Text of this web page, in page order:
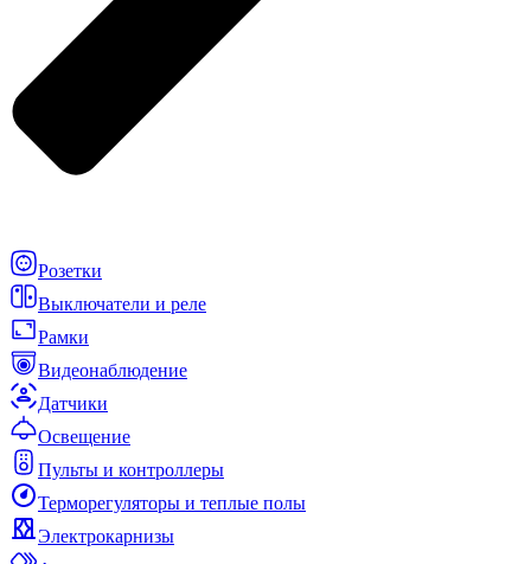
Розетки
Выключатели и реле
Рамки
Видеонаблюдение
Датчики
Освещение
Пульты и контроллеры
Терморегуляторы и теплые полы
Электрокарнизы